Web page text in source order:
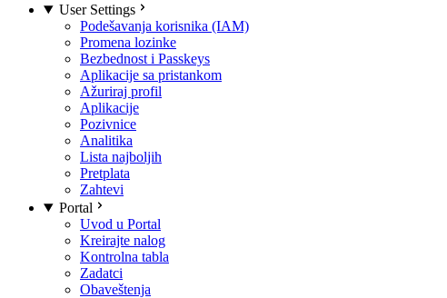
User Settings
Podešavanja korisnika (IAM)
Promena lozinke
Bezbednost i Passkeys
Aplikacije sa pristankom
Ažuriraj profil
Aplikacije
Pozivnice
Analitika
Lista najboljih
Pretplata
Zahtevi
Portal
Uvod u Portal
Kreirajte nalog
Kontrolna tabla
Zadatci
Obaveštenja